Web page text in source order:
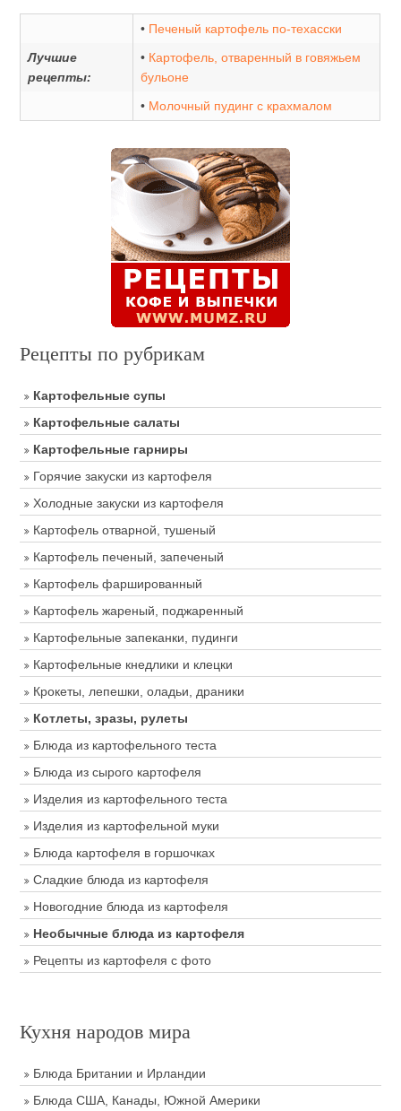
• Печеный картофель по-техасски
Лучшие
рецепты:
• Картофель, отваренный в говяжьем
бульоне
• Молочный пудинг с крахмалом
Рецепты по рубрикам
Картофельные супы
Картофельные салаты
Картофельные гарниры
Горячие закуски из картофеля
Холодные закуски из картофеля
Картофель отварной, тушеный
Картофель печеный, запеченый
Картофель фаршированный
Картофель жареный, поджаренный
Картофельные запеканки, пудинги
Картофельные кнедлики и клецки
Крокеты, лепешки, оладьи, драники
Котлеты, зразы, рулеты
Блюда из картофельного теста
Блюда из сырого картофеля
Изделия из картофельного теста
Изделия из картофельной муки
Блюда картофеля в горшочках
Сладкие блюда из картофеля
Новогодние блюда из картофеля
Необычные блюда из картофеля
Рецепты из картофеля с фото
Кухня народов мира
Блюда Британии и Ирландии
Блюда США, Канады, Южной Америки